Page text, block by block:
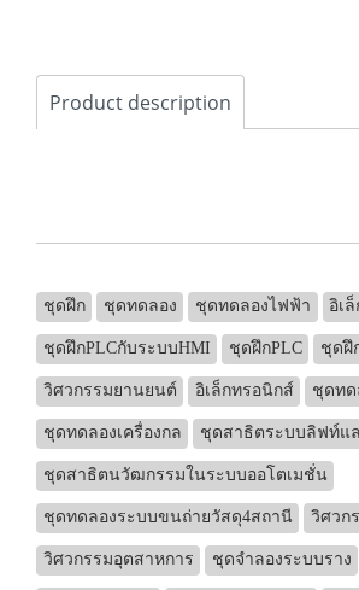
Product description
ชุดฝึก ชุดทดลอง ชุดทดลองไฟฟ้า อิเ
ชุดฝึกPLCกับระบบHMI ชุดฝึกPLC ชุดฝึ
วิศวกรรมยานยนต์ อิเล็กทรอนิกส์ ชุดทด
ชุดทดลองเครื่องกล ชุดสาธิตระบบลิฟท์แ
ชุดสาธิตนวัฒกรรมในระบบออโตเมชั่น
ชุดทดลองระบบขนถ่ายวัสดุ4สถานี วิศวก
วิศวกรรมอุตสาหการ ชุดจำลองระบบราง